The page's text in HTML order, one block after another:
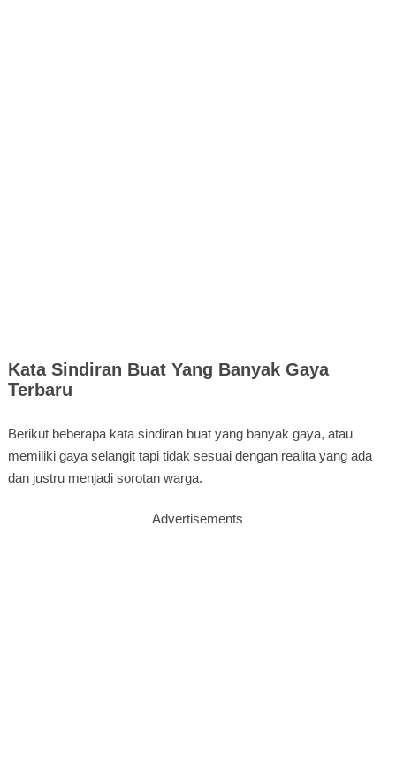
Kata Sindiran Buat Yang Banyak Gaya
Terbaru
Berikut beberapa kata sindiran buat yang banyak gaya, atau
memiliki gaya selangit tapi tidak sesuai dengan realita yang ada
dan justru menjadi sorotan warga.
Advertisements